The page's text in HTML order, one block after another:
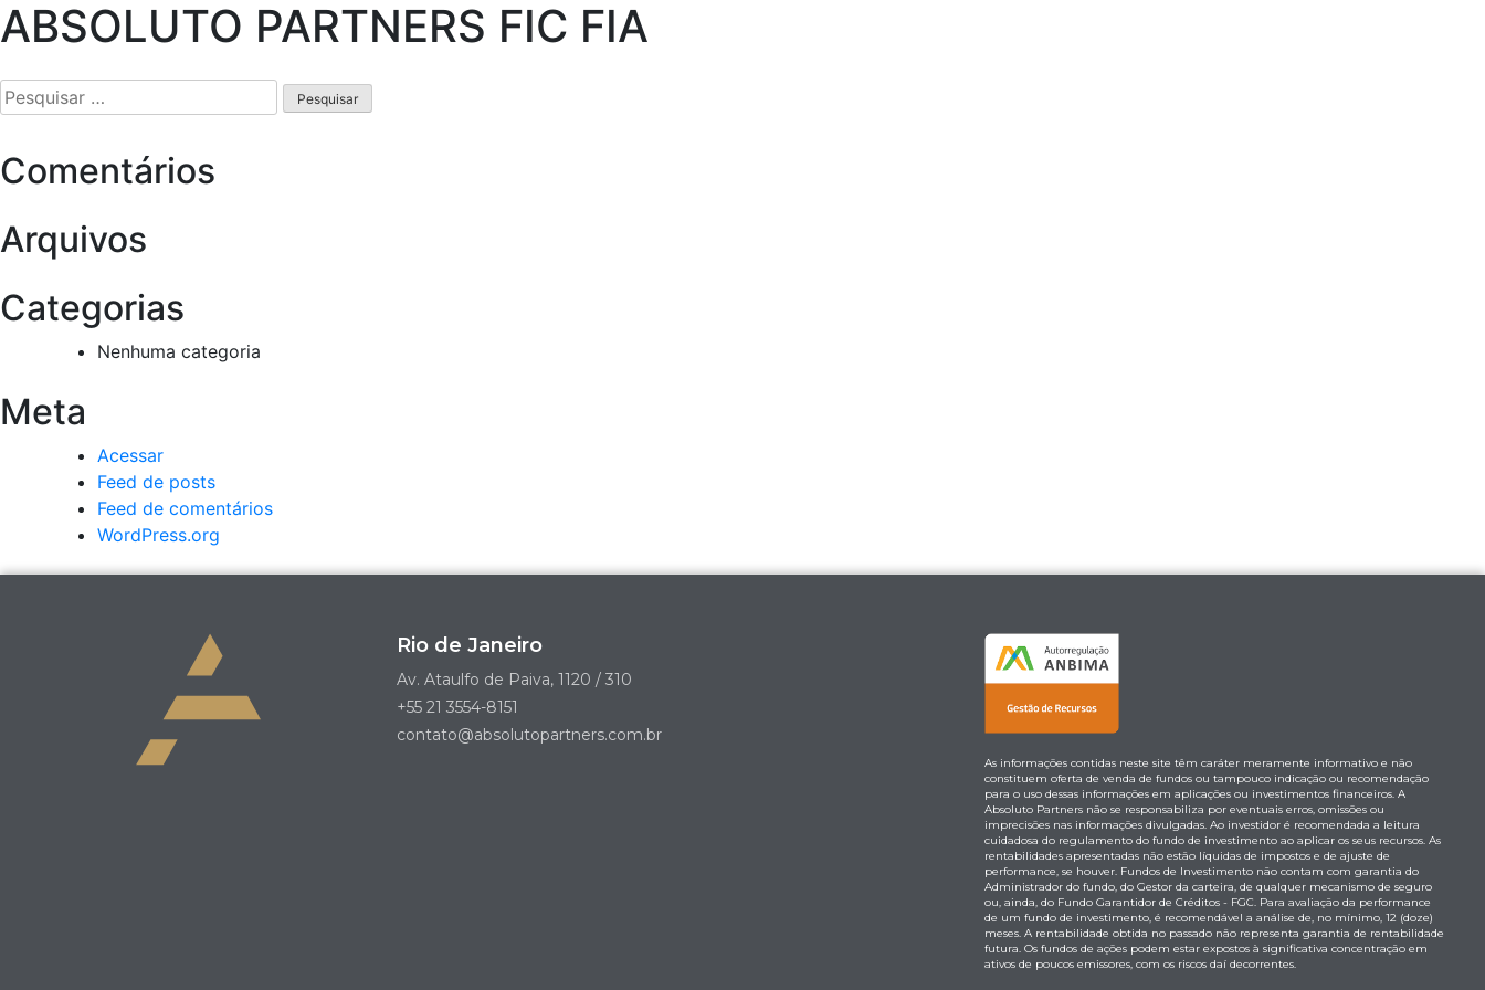
ABSOLUTO PARTNERS FIC FIA
Pesquisar
por:
Comentários
Arquivos
Categorias
Nenhuma categoria
Meta
Acessar
Feed de posts
Feed de comentários
WordPress.org
Rio de Janeiro
Av. Ataulfo de Paiva, 1120 / 310
+55 21 3554-8151
contato@absolutopartners.com.br
As informações contidas neste site têm caráter meramente informativo e não
constituem oferta de venda de fundos ou tampouco indicação ou recomendação
para o uso dessas informações em aplicações ou investimentos financeiros. A
Absoluto Partners não se responsabiliza por eventuais erros, omissões ou
imprecisões nas informações divulgadas. Ao investidor é recomendada a leitura
cuidadosa do regulamento do fundo de investimento ao aplicar os seus recursos. As
rentabilidades apresentadas não estão líquidas de impostos e de ajuste de
performance, se houver. Fundos de Investimento não contam com garantia do
Administrador do fundo, do Gestor da carteira, de qualquer mecanismo de seguro
ou, ainda, do Fundo Garantidor de Créditos - FGC. Para avaliação da performance
de um fundo de investimento, é recomendável a análise de, no mínimo, 12 (doze)
meses. A rentabilidade obtida no passado não representa garantia de rentabilidade
futura. Os fundos de ações podem estar expostos à significativa concentração em
ativos de poucos emissores, com os riscos daí decorrentes.